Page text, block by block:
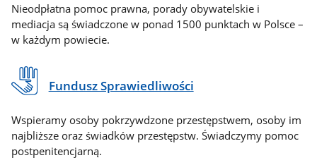
Nieodpłatna pomoc prawna, porady obywatelskie i
mediacja są świadczone w ponad 1500 punktach w Polsce –
w każdym powiecie.
Fundusz Sprawiedliwości
Wspieramy osoby pokrzywdzone przestępstwem, osoby im
najbliższe oraz świadków przestępstw. Świadczymy pomoc
postpenitencjarną.